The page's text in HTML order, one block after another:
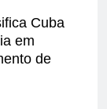
Cuba
em
de